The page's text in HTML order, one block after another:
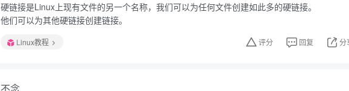
硬链接是Linux上现有文件的另一个名称，我们可以为任何文件创建如此多的硬链接。
他们可以为其他硬链接创建链接。
Linux教程 评分 回复 分
不念